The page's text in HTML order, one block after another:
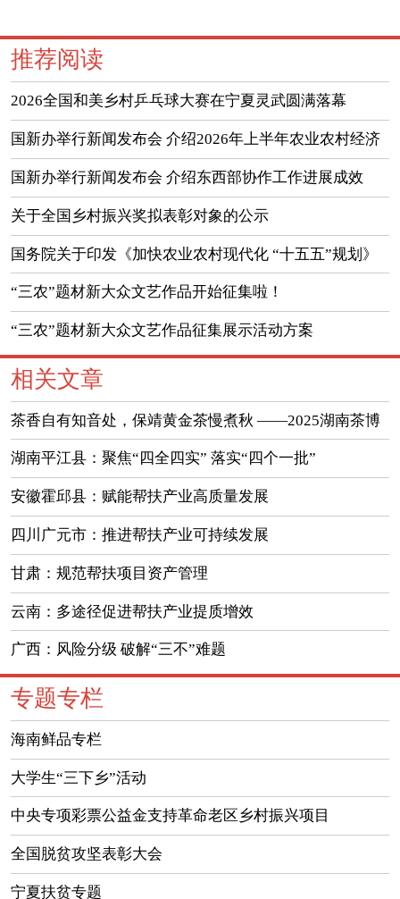
推荐阅读
2026全国和美乡村乒乓球大赛在宁夏灵武圆满落幕
国新办举行新闻发布会 介绍2026年上半年农业农村经济
运行情况
国新办举行新闻发布会 介绍东西部协作工作进展成效
（实录）
关于全国乡村振兴奖拟表彰对象的公示
国务院关于印发《加快农业农村现代化 “十五五”规划》
的通知
“三农”题材新大众文艺作品开始征集啦！
“三农”题材新大众文艺作品征集展示活动方案
相关文章
茶香自有知音处，保靖黄金茶慢煮秋 ——2025湖南茶博
会保靖展区见闻
湖南平江县：聚焦“四全四实” 落实“四个一批”
安徽霍邱县：赋能帮扶产业高质量发展
四川广元市：推进帮扶产业可持续发展
甘肃：规范帮扶项目资产管理
云南：多途径促进帮扶产业提质增效
广西：风险分级 破解“三不”难题
专题专栏
海南鲜品专栏
大学生“三下乡”活动
中央专项彩票公益金支持革命老区乡村振兴项目
全国脱贫攻坚表彰大会
宁夏扶贫专题